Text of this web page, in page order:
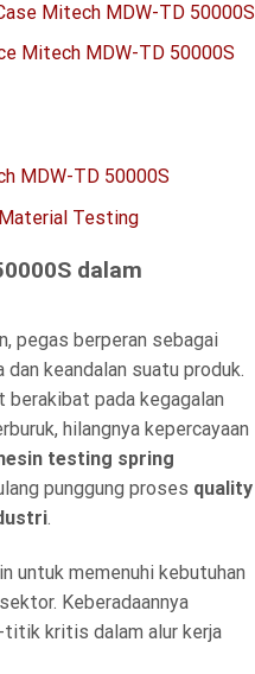
Mitech MDW-TD 50000S
Mitech MDW-TD 50000S
MDW-TD 50000S
Testing
dalam
pegas berperan sebagai
keandalan suatu produk.
berakibat pada kegagalan
hilangnya kepercayaan
testing spring
punggung proses quality
.
untuk memenuhi kebutuhan
Keberadaannya
kritis dalam alur kerja